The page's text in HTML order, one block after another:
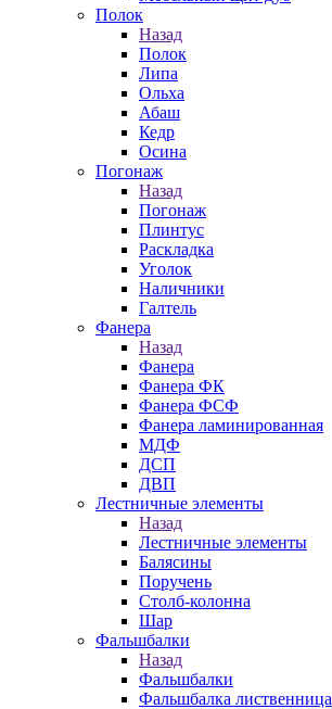
Полок
Назад
Полок
Липа
Ольха
Абаш
Кедр
Осина
Погонаж
Назад
Погонаж
Плинтус
Раскладка
Уголок
Наличники
Галтель
Фанера
Назад
Фанера
Фанера ФК
Фанера ФСФ
Фанера ламинированная
МДФ
ДСП
ДВП
Лестничные элементы
Назад
Лестничные элементы
Балясины
Поручень
Столб-колонна
Шар
Фальшбалки
Назад
Фальшбалки
Фальшбалка лиственница